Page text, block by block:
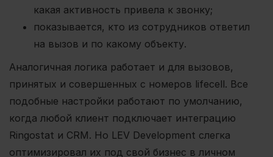
какая активность привела к звонку;
показывается, кто из сотрудников ответил
на вызов и по какому объекту.
Аналогичная логика работает и для вызовов,
принятых и совершенных с номеров lifecell. Все
подобные настройки работают по умолчанию,
когда любой клиент подключает интеграцию
Ringostat и CRM. Но LEV Development слегка
оптимизировал их под свой бизнес в личном